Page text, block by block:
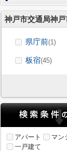
神戸市交通局神
県庁前(1)
板宿(45)
アパート
マン
一戸建て